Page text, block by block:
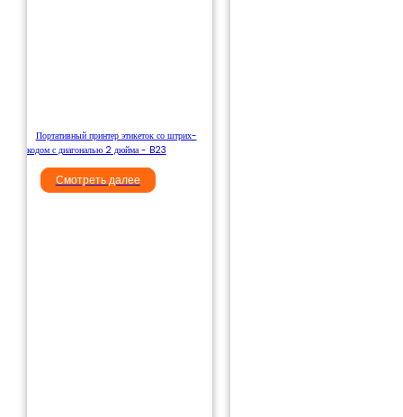
Портативный принтер этикеток со штрих-
кодом с диагональю 2 дюйма - B23
Смотреть далее